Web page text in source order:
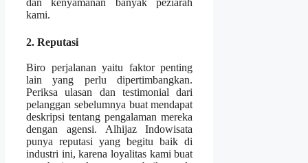
dan kenyamanan banyak peziarah
kami.
2. Reputasi
Biro perjalanan yaitu faktor penting
lain yang perlu dipertimbangkan.
Periksa ulasan dan testimonial dari
pelanggan sebelumnya buat mendapat
deskripsi tentang pengalaman mereka
dengan agensi. Alhijaz Indowisata
punya reputasi yang begitu baik di
industri ini, karena loyalitas kami buat